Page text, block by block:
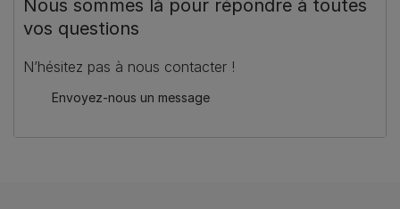
Nous sommes là pour répondre à toutes
vos questions
N’hésitez pas à nous contacter !
Envoyez-nous un message